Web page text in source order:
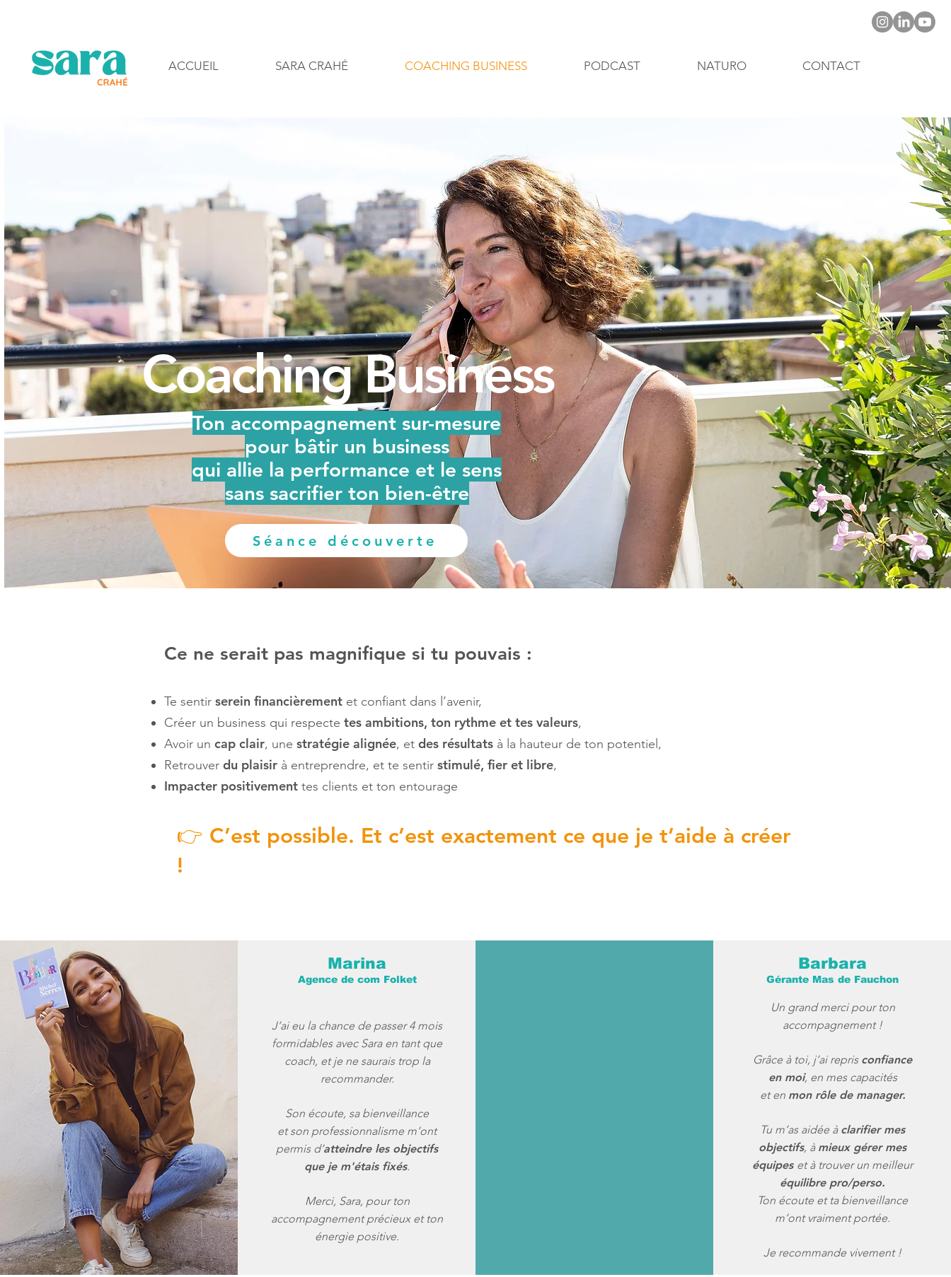
ACCUEIL SARA CRAHÉ COACHING BUSINESS PODCAST NATURO CONTACT
Coaching Business
Ton accompagnement sur-mesure
pour bâtir un business
qui allie la performance et le sens
sans sacrifier ton bien-être
Séance découverte
Ce ne serait pas magnifique si tu pouvais :
Te sentir serein financièrement et confiant dans l’avenir,
Créer un business qui respecte tes ambitions, ton rythme et tes valeurs,
Avoir un cap clair, une stratégie alignée, et des résultats à la hauteur de ton potentiel,
Retrouver du plaisir à entreprendre, et te sentir stimulé, fier et libre,
Impacter positivement tes clients et ton entourage
👉 C’est possible. Et c’est exactement ce que je t’aide à créer
!
Marina
Agence de com Folket
J’ai eu la chance de passer 4 mois
formidables avec Sara en tant que
coach, et je ne saurais trop la
recommander.
Son écoute, sa bienveillance
et son professionnalisme m’ont
permis d’atteindre les objectifs
que je m'étais fixés.
Merci, Sara, pour ton
accompagnement précieux et ton
énergie positive.
Barbara
Gérante Mas de Fauchon
Un grand merci pour ton
accompagnement !
Grâce à toi, j’ai repris confiance
en moi, en mes capacités
et en mon rôle de manager.
Tu m’as aidée à clarifier mes
objectifs, à mieux gérer mes
équipes et à trouver un meilleur
équilibre pro/perso.
Ton écoute et ta bienveillance
m’ont vraiment portée.
Je recommande vivement !